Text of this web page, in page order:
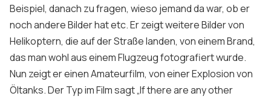
Beispiel, danach zu fragen, wieso jemand da war, ob er
noch andere Bilder hat etc. Er zeigt weitere Bilder von
Helikoptern, die auf der Straße landen, von einem Brand,
das man wohl aus einem Flugzeug fotografiert wurde.
Nun zeigt er einen Amateurfilm, von einer Explosion von
Öltanks. Der Typ im Film sagt„If there are any other